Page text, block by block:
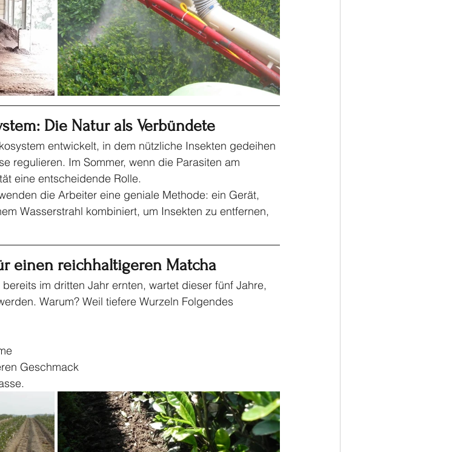
Die Natur als Verbündete
entwickelt, in dem nützliche Insekten gedeihen
regulieren. Im Sommer, wenn die Parasiten am
eine entscheidende Rolle.
die Arbeiter eine geniale Methode: ein Gerät,
Wasserstrahl kombiniert, um Insekten zu entfernen,
einen reichhaltigeren Matcha
im dritten Jahr ernten, wartet dieser fünf Jahre,
Warum? Weil tiefere Wurzeln Folgendes
Geschmack